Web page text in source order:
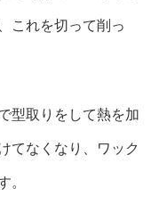
これを切って削っ
型取りをして熱を加
てなくなり、ワック
。